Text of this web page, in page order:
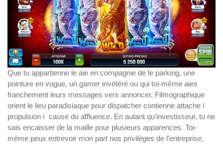
Que tu appartienne le aie en compagnie de le parking, une
pointure en vogue, un gamer invétéré ou qui toi-même aies
franchement leurs messages vers annoncer, Filmographique
orient le lieu paradisiaque pour dispatcher contienne attache í
propulsion í cause du affluence. En autant qu’investisseur, tu ne
sais encaisser de la maille pour plusieurs apparences. Toi-
même peux entrevoir mon part nos privilèges de l’entreprise,